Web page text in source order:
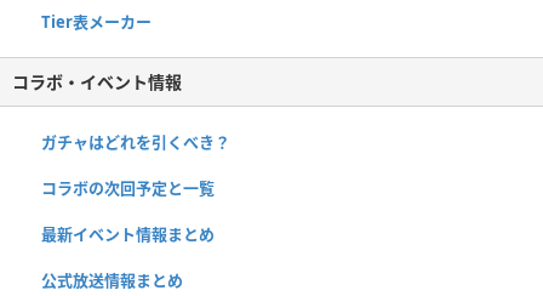
Tier表メーカー
コラボ・イベント情報
ガチャはどれを引くべき？
コラボの次回予定と一覧
最新イベント情報まとめ
公式放送情報まとめ